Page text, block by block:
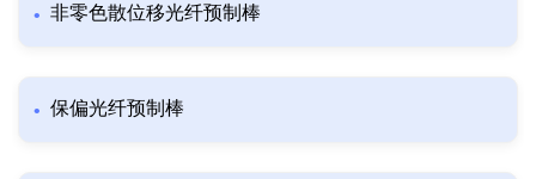
非零色散位移光纤预制棒
保偏光纤预制棒